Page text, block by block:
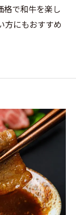
格で和牛を楽し
方にもおすすめ